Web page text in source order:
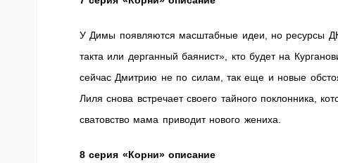
У Димы появляются масштабные идеи, но ресурсы
такта или дерганный баянист», кто будет на
сейчас Дмитрию не по силам, так еще и новые
Лиля снова встречает своего тайного поклонника,
сватовство мама приводит нового жениха.
8 серия «Корни» описание